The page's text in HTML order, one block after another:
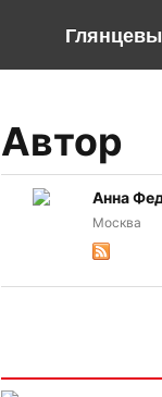
Автор
Анна
Москва